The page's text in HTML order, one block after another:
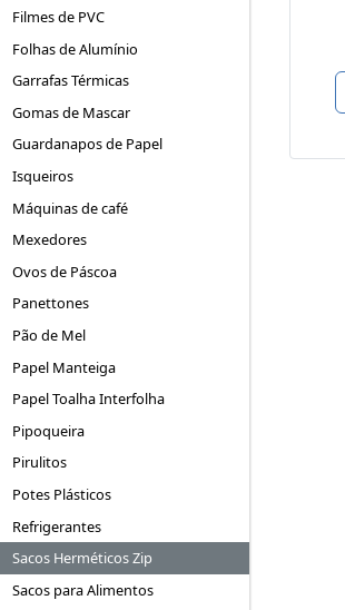
Filmes de PVC
Folhas de Alumínio
Garrafas Térmicas
Gomas de Mascar
Guardanapos de Papel
Isqueiros
Máquinas de café
Mexedores
Ovos de Páscoa
Panettones
Pão de Mel
Papel Manteiga
Papel Toalha Interfolha
Pipoqueira
Pirulitos
Potes Plásticos
Refrigerantes
Sacos Herméticos Zip
Sacos para Alimentos